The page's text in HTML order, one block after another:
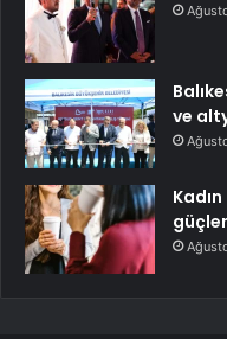
ve